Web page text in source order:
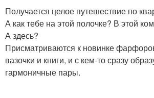
Получается целое путешествие по
А как тебе на этой полочке? В этой
А здесь?
Присматриваются к новинке
вазочки и книги, и с кем-то сразу
гармоничные пары.